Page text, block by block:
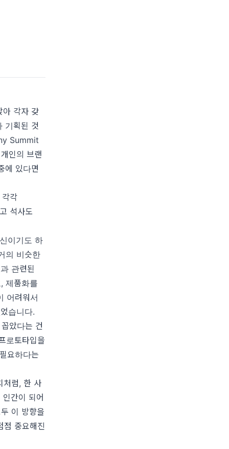
각자 갖
기획된 것
Summit
인의 브랜
에 있다면
각
석사도
이기도 하
의 비슷한
관련된
제품화를
어려워서
습니다.
았다는 건
로토타입을
요하다는
처럼, 한 사
간이 되어
이 방향을
점 중요해진